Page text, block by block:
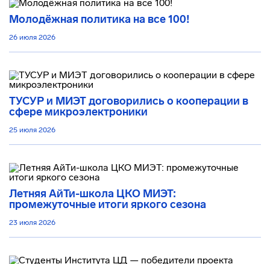
Молодёжная политика на все 100!
26 июля 2026
ТУСУР и МИЭТ договорились о кооперации в
сфере микроэлектроники
25 июля 2026
Летняя АйТи-школа ЦКО МИЭТ:
промежуточные итоги яркого сезона
23 июля 2026